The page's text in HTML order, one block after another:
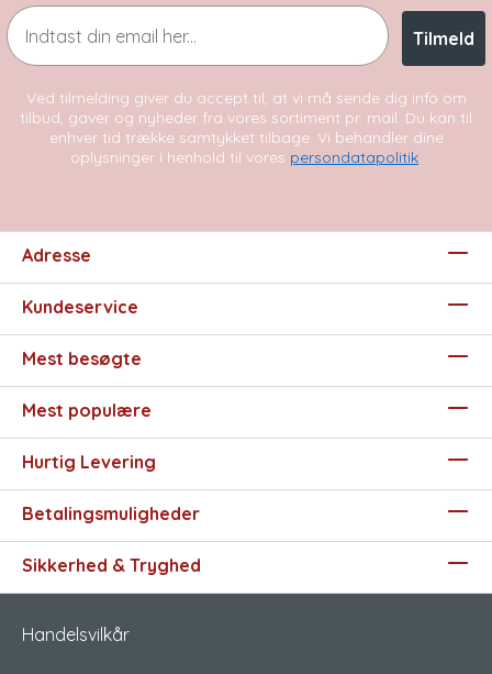
Email
Tilmeld
Ved tilmelding giver du accept til, at vi må sende dig info om
tilbud, gaver og nyheder fra vores sortiment pr. mail. Du kan til
enhver tid trække samtykket tilbage. Vi behandler dine
oplysninger i henhold til vores persondatapolitik.
Adresse
Kundeservice
Mest besøgte
Mest populære
Hurtig Levering
Betalingsmuligheder
Sikkerhed & Tryghed
Handelsvilkår